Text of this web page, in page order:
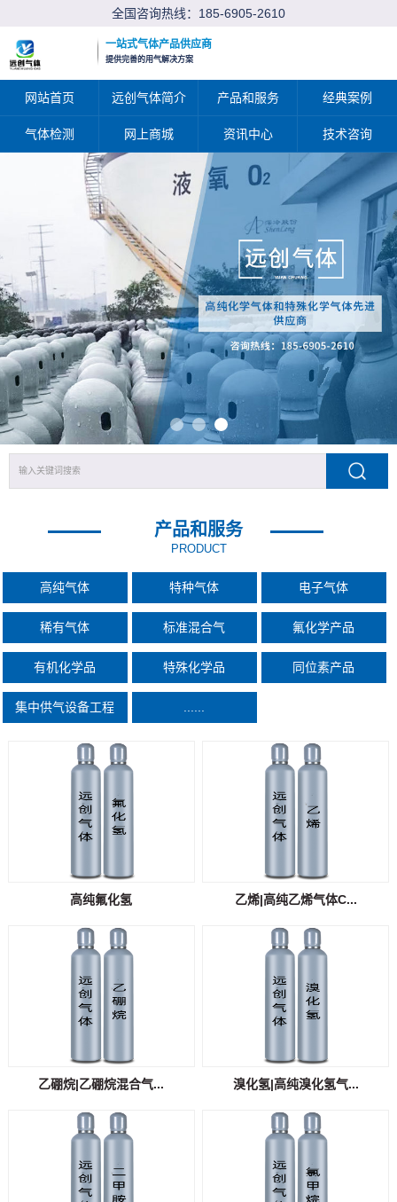
全国咨询热线： 185-6905-2610
一站式气体产品供应商
提供完善的用气解决方案
网站首页 远创气体简介 产品和服务 经典案例
气体检测 网上商城 资讯中心 技术咨询
产品和服务
PRODUCT
高纯气体 特种气体 电子气体
稀有气体 标准混合气 氟化学产品
有机化学品 特殊化学品 同位素产品
集中供气设备工程 ......
高纯氟化氢 乙烯|高纯乙烯气体C...
乙硼烷|乙硼烷混合气... 溴化氢|高纯溴化氢气...